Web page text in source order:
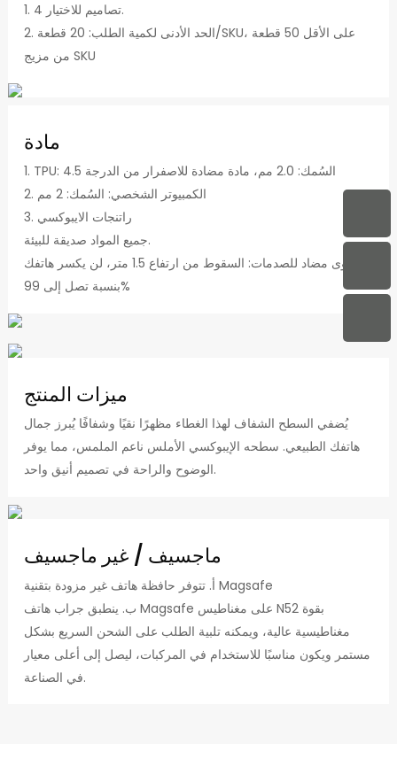
1. 4 تصاميم للاختيار.
2. الحد الأدنى لكمية الطلب: 20 قطعة/SKU، على الأقل 50 قطعة
من مزيج SKU
مادة
1. TPU: السُمك: 2.0 مم، مادة مضادة للاصفرار من الدرجة 4.5
2. الكمبيوتر الشخصي: السُمك: 2 مم
3. راتنجات الايبوكسي
جميع المواد صديقة للبيئة.
مستوى مضاد للصدمات: السقوط من ارتفاع 1.5 متر، لن يكسر هاتفك
بنسبة تصل إلى 99%
ميزات المنتج
يُضفي السطح الشفاف لهذا الغطاء مظهرًا نقيًا وشفافًا يُبرز جمال
هاتفك الطبيعي. سطحه الإيبوكسي الأملس ناعم الملمس، مما يوفر
الوضوح والراحة في تصميم أنيق واحد.
ماجسيف / غير ماجسيف
أ. تتوفر حافظة هاتف غير مزودة بتقنية Magsafe
ب. ينطبق جراب هاتف Magsafe على مغناطيس N52 بقوة
مغناطيسية عالية، ويمكنه تلبية الطلب على الشحن السريع بشكل
مستمر ويكون مناسبًا للاستخدام في المركبات، ليصل إلى أعلى معيار
في الصناعة.